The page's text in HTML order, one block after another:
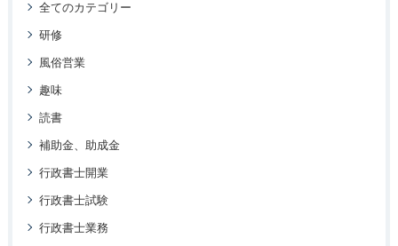
全てのカテゴリー
研修
風俗営業
趣味
読書
補助金、助成金
行政書士開業
行政書士試験
行政書士業務